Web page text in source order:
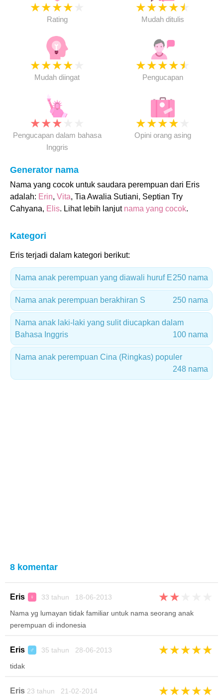
★★★★
Rating
★★★★★
Mudah ditulis
★★★★
Mudah diingat
★★★★★
Pengucapan
★★★
Pengucapan dalam bahasa
Inggris
★★★★
Opini orang asing
Generator nama
Nama yang cocok untuk saudara perempuan dari Eris
adalah: Erin, Vita, Tia Awalia Sutiani, Septian Try
Cahyana, Elis. Lihat lebih lanjut nama yang cocok.
Kategori
Eris terjadi dalam kategori berikut:
Nama anak perempuan yang diawali huruf E250 nama
Nama anak perempuan berakhiran S 250 nama
Nama anak laki-laki yang sulit diucapkan dalam
Bahasa Inggris
100 nama
Nama anak perempuan Cina (Ringkas) populer
248 nama
8 komentar
Eris ♀ 33 tahun 18-06-2013 ★★
Nama yg lumayan tidak familiar untuk nama seorang anak
perempuan di indonesia
Eris ♂ 35 tahun 28-06-2013 ★★★★★
tidak
Eris 23 tahun 21-02-2014 ★★★★★